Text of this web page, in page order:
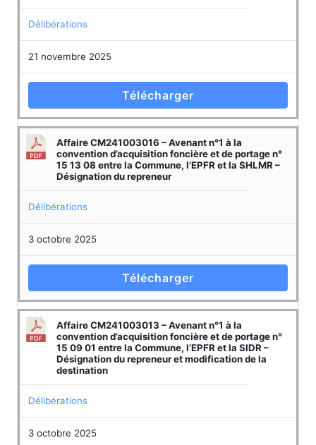
Délibérations
21 novembre 2025
Télécharger
Affaire CM241003016 – Avenant n°1 à la
convention d’acquisition foncière et de portage n°
15 13 08 entre la Commune, l’EPFR et la SHLMR –
Désignation du repreneur
Délibérations
3 octobre 2025
Télécharger
Affaire CM241003013 – Avenant n°1 à la
convention d’acquisition foncière et de portage n°
15 09 01 entre la Commune, l’EPFR et la SIDR –
Désignation du repreneur et modification de la
destination
Délibérations
3 octobre 2025